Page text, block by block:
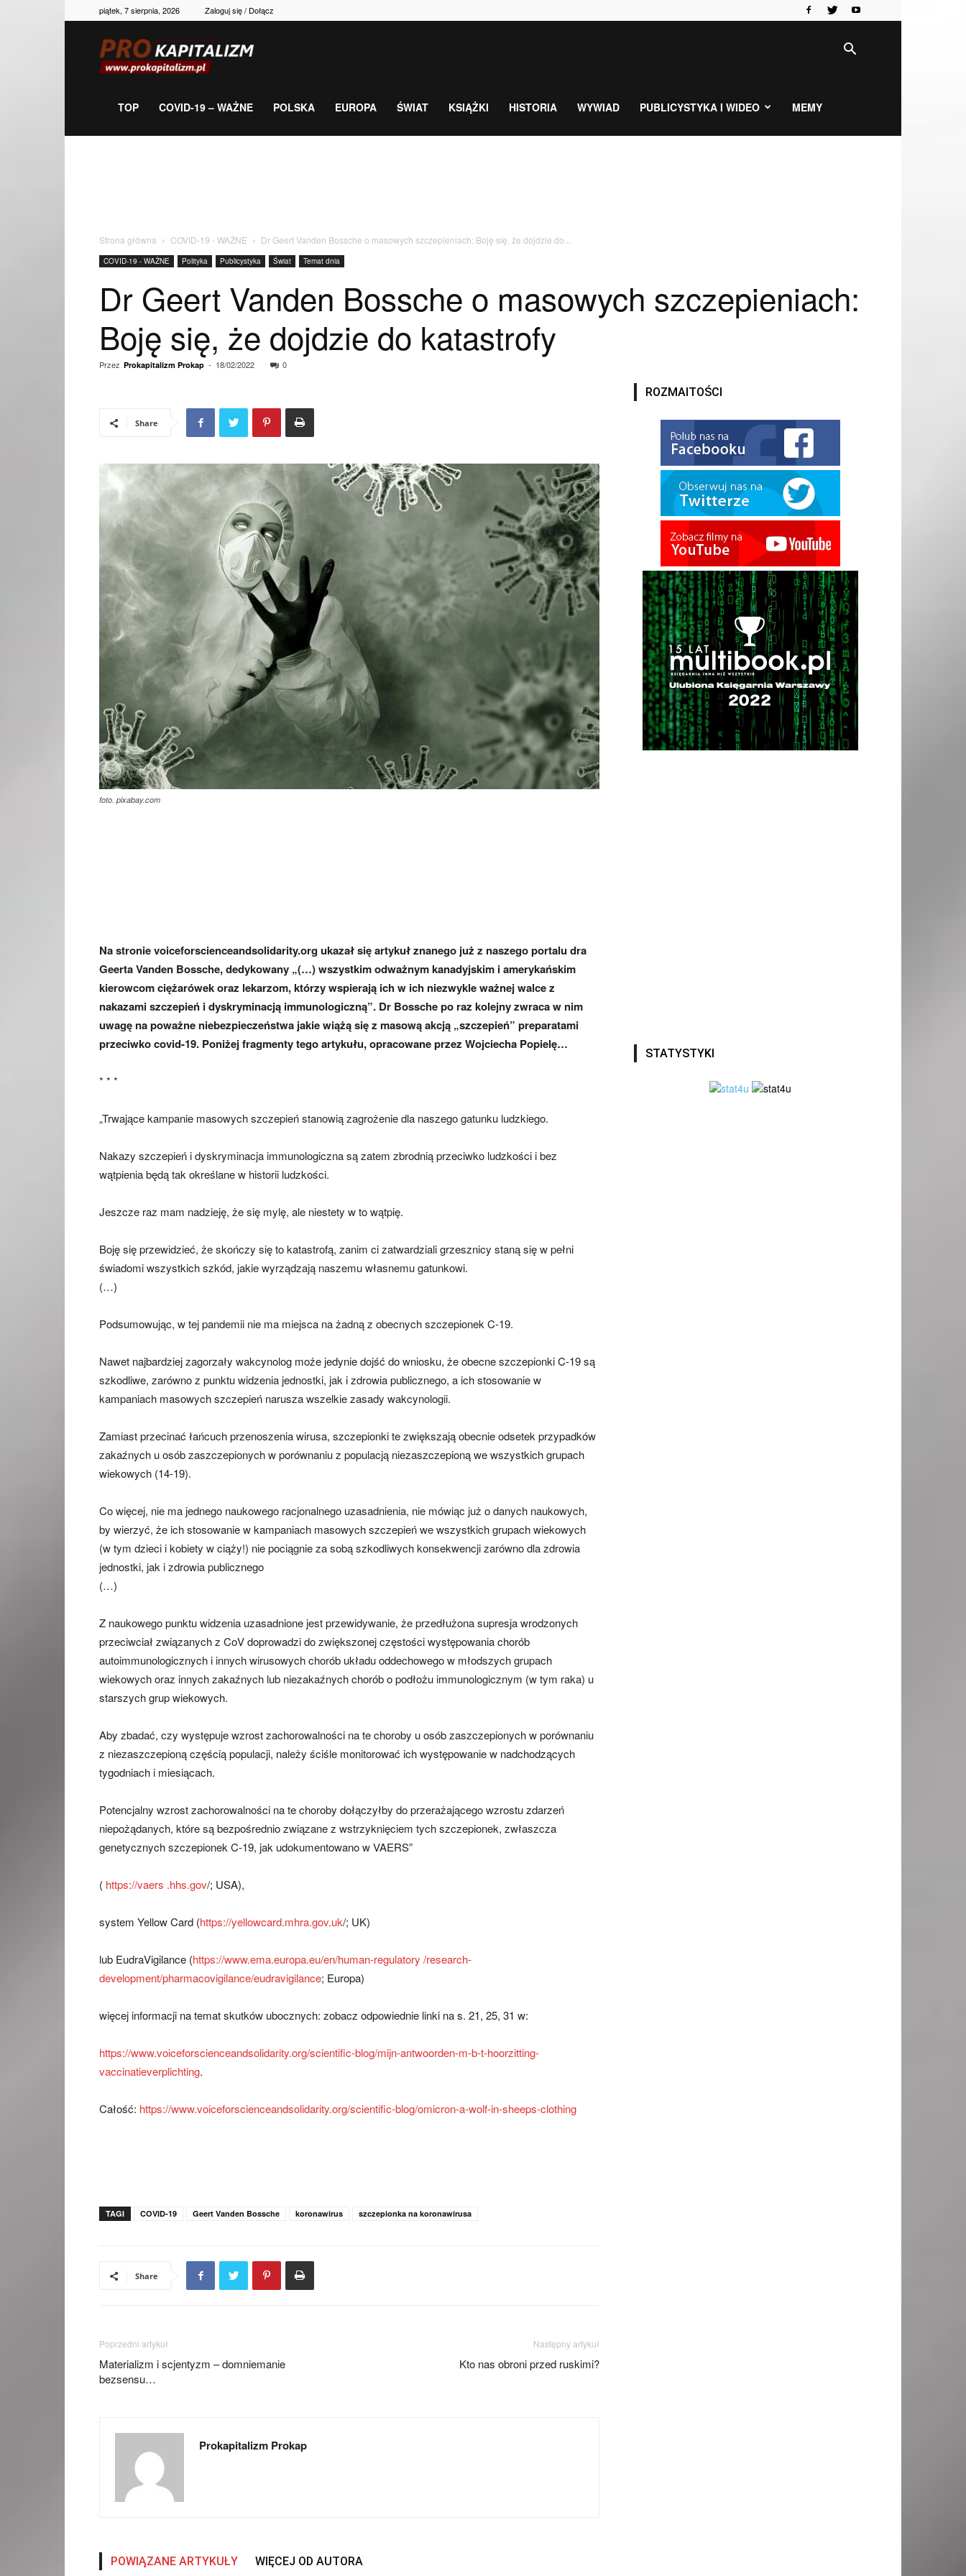
piątek, 7 sierpnia, 2026 Zaloguj się / Dołącz
gospodarka,
TOP COVID-19 – WAŻNE POLSKA EUROPA ŚWIAT KSIĄŻKI HISTORIA WYWIAD PUBLICYSTYKA I WIDEO MEMY
Strona główna COVID-19 - WAŻNE Dr Geert Vanden Bossche o masowych szczepieniach: Boję się, że dojdzie do...
COVID-19 - WAŻNE Polityka Publicystyka Świat Temat dnia
Dr Geert Vanden Bossche o masowych szczepieniach:
Boję się, że dojdzie do katastrofy
Przez Prokapitalizm Prokap - 18/02/2022 0
Share
foto. pixabay.com
Na stronie voiceforscienceandsolidarity.org ukazał się artykuł znanego już z naszego portalu dra
Geerta Vanden Bossche, dedykowany „(…) wszystkim odważnym kanadyjskim i amerykańskim
kierowcom ciężarówek oraz lekarzom, którzy wspierają ich w ich niezwykle ważnej walce z
nakazami szczepień i dyskryminacją immunologiczną”. Dr Bossche po raz kolejny zwraca w nim
uwagę na poważne niebezpieczeństwa jakie wiążą się z masową akcją „szczepień” preparatami
przeciwko covid-19. Poniżej fragmenty tego artykułu, opracowane przez Wojciecha Popielę…
* * *
„Trwające kampanie masowych szczepień stanowią zagrożenie dla naszego gatunku ludzkiego.
Nakazy szczepień i dyskryminacja immunologiczna są zatem zbrodnią przeciwko ludzkości i bez
wątpienia będą tak określane w historii ludzkości.
Jeszcze raz mam nadzieję, że się mylę, ale niestety w to wątpię.
Boję się przewidzieć, że skończy się to katastrofą, zanim ci zatwardziali grzesznicy staną się w pełni
świadomi wszystkich szkód, jakie wyrządzają naszemu własnemu gatunkowi.
(…)
Podsumowując, w tej pandemii nie ma miejsca na żadną z obecnych szczepionek C-19.
Nawet najbardziej zagorzały wakcynolog może jedynie dojść do wniosku, że obecne szczepionki C-19 są
szkodliwe, zarówno z punktu widzenia jednostki, jak i zdrowia publicznego, a ich stosowanie w
kampaniach masowych szczepień narusza wszelkie zasady wakcynologii.
Zamiast przecinać łańcuch przenoszenia wirusa, szczepionki te zwiększają obecnie odsetek przypadków
zakaźnych u osób zaszczepionych w porównaniu z populacją niezaszczepioną we wszystkich grupach
wiekowych (14-19).
Co więcej, nie ma jednego naukowego racjonalnego uzasadnienia, nie mówiąc już o danych naukowych,
by wierzyć, że ich stosowanie w kampaniach masowych szczepień we wszystkich grupach wiekowych
(w tym dzieci i kobiety w ciąży!) nie pociągnie za sobą szkodliwych konsekwencji zarówno dla zdrowia
jednostki, jak i zdrowia publicznego
(…)
Z naukowego punktu widzenia uzasadnione jest przewidywanie, że przedłużona supresja wrodzonych
przeciwciał związanych z CoV doprowadzi do zwiększonej częstości występowania chorób
autoimmunologicznych i innych wirusowych chorób układu oddechowego w młodszych grupach
wiekowych oraz innych zakaźnych lub niezakaźnych chorób o podłożu immunologicznym (w tym raka) u
starszych grup wiekowych.
Aby zbadać, czy występuje wzrost zachorowalności na te choroby u osób zaszczepionych w porównaniu
z niezaszczepioną częścią populacji, należy ściśle monitorować ich występowanie w nadchodzących
tygodniach i miesiącach.
Potencjalny wzrost zachorowalności na te choroby dołączyłby do przerażającego wzrostu zdarzeń
niepożądanych, które są bezpośrednio związane z wstrzyknięciem tych szczepionek, zwłaszcza
genetycznych szczepionek C-19, jak udokumentowano w VAERS”
( https://vaers .hhs.gov/; USA),
system Yellow Card (https://yellowcard.mhra.gov.uk/; UK)
lub EudraVigilance (https://www.ema.europa.eu/en/human-regulatory /research-
development/pharmacovigilance/eudravigilance; Europa)
więcej informacji na temat skutków ubocznych: zobacz odpowiednie linki na s. 21, 25, 31 w:
https://www.voiceforscienceandsolidarity.org/scientific-blog/mijn-antwoorden-m-b-t-hoorzitting-
vaccinatieverplichting.
Całość: https://www.voiceforscienceandsolidarity.org/scientific-blog/omicron-a-wolf-in-sheeps-clothing
TAGI COVID-19 Geert Vanden Bossche koronawirus szczepionka na koronawirusa
Share
Poprzedni artykuł
Materializm i scjentyzm – domniemanie
bezsensu…
Następny artykuł
Kto nas obroni przed ruskimi?
Prokapitalizm Prokap
POWIĄZANE ARTYKUŁY WIĘCEJ OD AUTORA
ROZMAITOŚCI
STATYSTYKI